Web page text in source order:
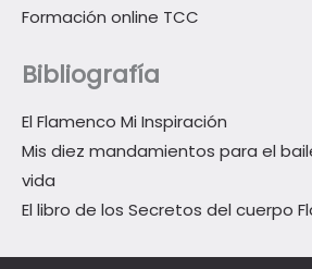
Formación online TCC
Bibliografía
El Flamenco Mi Inspiración
Mis diez mandamientos para el
vida
El libro de los Secretos del cuerpo